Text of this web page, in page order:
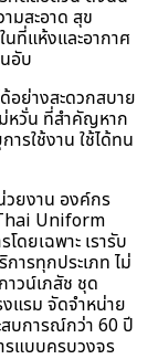
มสะอาด สุข
นที่แห้งและอากาศ
อับ
อย่างสะดวกสบาย
หวั่น ที่สำคัญหาก
รใช้งาน ใช้ได้ทน
ยงาน องค์กร
Uniform
ดยเฉพาะ เรารับ
ารทุกประเภท ไม่
าวน์เภสัช ชุด
แรม จัดจำหน่าย
บการณ์กว่า 60 ปี
รแบบครบวงจร